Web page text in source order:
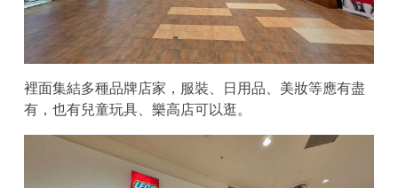
裡面集結多種品牌店家，服裝、日用品、美妝等應有盡
有，也有兒童玩具、樂高店可以逛。